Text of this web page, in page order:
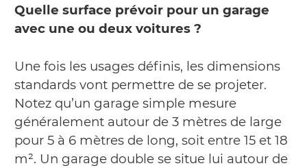
Quelle surface prévoir pour un garage
avec une ou deux voitures ?
Une fois les usages définis, les dimensions
standards vont permettre de se projeter.
Notez qu’un garage simple mesure
généralement autour de 3 mètres de large
pour 5 à 6 mètres de long, soit entre 15 et 18
m². Un garage double se situe lui autour de